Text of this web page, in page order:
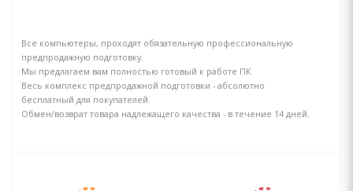
Все компьютеры, проходят обязательную профессиональную
предпродажную подготовку.
Мы предлагаем вам полностью готовый к работе ПК
Весь комплекс предпродажной подготовки - абсолютно
бесплатный для покупателей.
Обмен/возврат товара надлежащего качества - в течение 14 дней.